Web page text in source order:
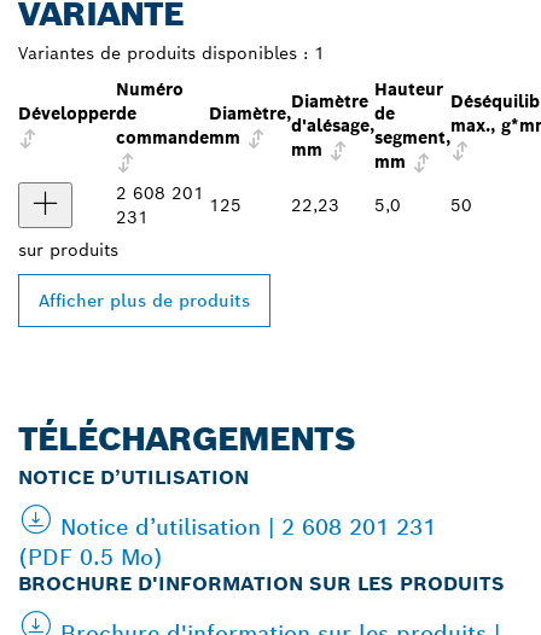
VARIANTE
Variantes de produits disponibles : 1
Développer
Numéro
de
commande
Diamètre,
mm
Diamètre
d'alésage,
mm
Hauteur
de
segment,
mm
max.,
2 608 201
231
125 22,23 5,0 50
sur produits
Afficher plus de produits
TÉLÉCHARGEMENTS
NOTICE D’UTILISATION
Notice d’utilisation | 2 608 201 231
(PDF 0.5 Mo)
BROCHURE D'INFORMATION SUR LES PRODUITS